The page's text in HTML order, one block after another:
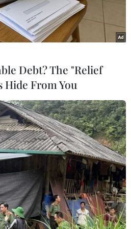
HNG. (Nguồn: Vietnam+)
nghiệp Quốc tế Hoàng
tổ chức Đại hội cổ đông
Debt? The "Relief
From You